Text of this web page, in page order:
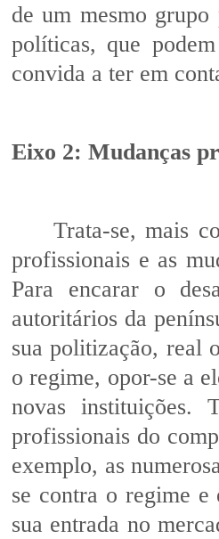
de um mesmo
políticas, que
convida a ter em
Eixo 2: Mudanças
Trata-se, mais
profissionais e as
Para encarar o
autoritários da
sua politização, real
o regime, opor-se a
novas instituições.
profissionais do
exemplo, as
se contra o regime
sua entrada no